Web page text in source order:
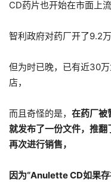
CD药片也开始在市面上流
智利政府对药厂开了9.2
但为时已晚，已有近30
店，
而且奇怪的是， 在药厂被
就发布了一份文件，推
再次进行销售，
因为“Anulette CD如果